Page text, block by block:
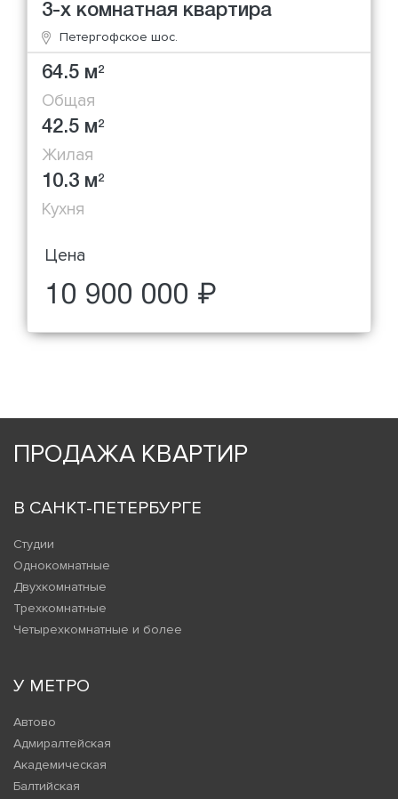
3-х комнатная квартира
Петергофское шос.
64.5 м2
Общая
42.5 м2
Жилая
10.3 м2
Кухня
Цена
10 900 000 ₽
ПРОДАЖА КВАРТИР
В САНКТ-ПЕТЕРБУРГЕ
Студии
Однокомнатные
Двухкомнатные
Трехкомнатные
Четырехкомнатные и более
У МЕТРО
Автово
Адмиралтейская
Академическая
Балтийская